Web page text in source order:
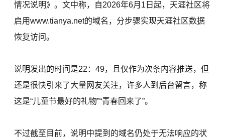
情况说明》。文中称，自2026年6月1日起，天涯社区将
启用www.tianya.net的域名，分步骤实现天涯社区数据
恢复访问。
说明发出的时间是22：49，且仅作为次条内容推送，但
还是很快引来了大量网友关注，许多人到后台留言，称
这是“儿童节最好的礼物”“青春回来了”。
不过截至目前，说明中提到的域名仍处于无法响应的状